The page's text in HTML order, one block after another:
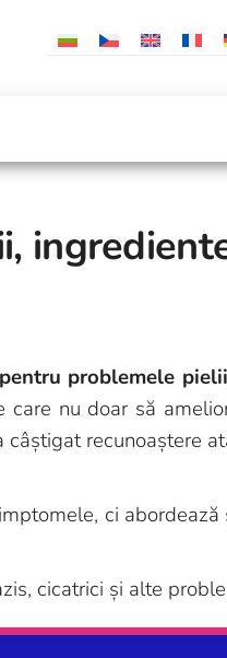
problemele
nu doar să
recunoaștere
ci
cicatrici și alte